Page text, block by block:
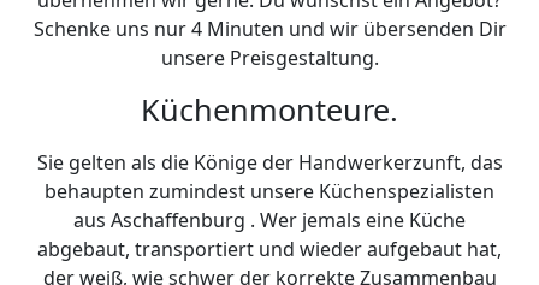
Schenke uns nur 4 Minuten und wir übersenden Dir
unsere Preisgestaltung.
Küchenmonteure.
Sie gelten als die Könige der Handwerkerzunft, das
behaupten zumindest unsere Küchenspezialisten
aus Aschaffenburg . Wer jemals eine Küche
abgebaut, transportiert und wieder aufgebaut hat,
der weiß, wie schwer der korrekte Zusammenbau